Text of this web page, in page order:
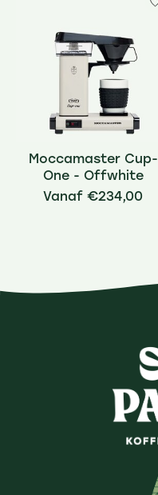
Moccamaster Cup-
One - Offwhite
€234,00